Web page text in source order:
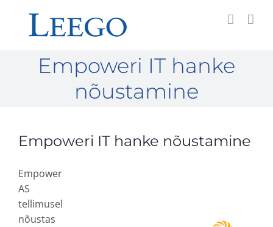
content
Empoweri IT hanke
nõustamine
Empoweri IT hanke nõustamine
Empower
AS
tellimusel
nõustas